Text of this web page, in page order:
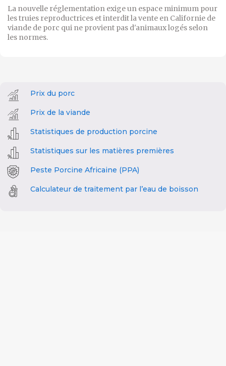
La nouvelle réglementation exige un espace minimum pour
les truies reproductrices et interdit la vente en Californie de
viande de porc qui ne provient pas d'animaux logés selon
les normes.
Prix du porc
Prix de la viande
Statistiques de production porcine
Statistiques sur les matières premières
Peste Porcine Africaine (PPA)
Calculateur de traitement par l’eau de boisson